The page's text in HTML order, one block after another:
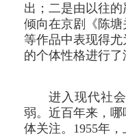
出；二是由以往
倾向在京剧《陈塘
等作品中表现得
的个体性格进行了
进入现代社
弱。近百年来，
体关注。1955年